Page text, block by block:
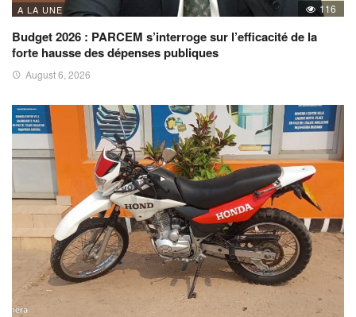
A LA UNE 116
Budget 2026 : PARCEM s’interroge sur l’efficacité de la
forte hausse des dépenses publiques
August 6, 2026